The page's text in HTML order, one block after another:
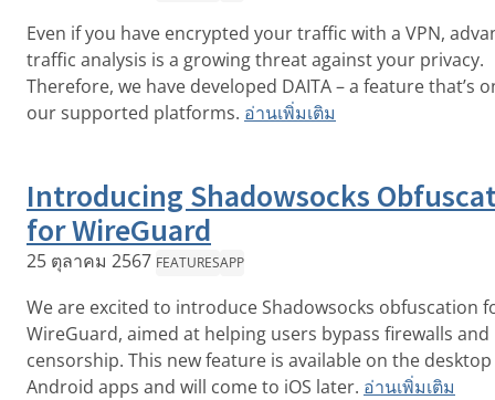
Even if you have encrypted your traffic with a VPN,
traffic analysis is a growing threat against your privacy.
Therefore, we have developed DAITA – a feature that’s
our supported platforms. อ่านเพิ่มเติม
Introducing Shadowsocks
for WireGuard
25 ตุลาคม 2567 FEATURESAPP
We are excited to introduce Shadowsocks obfuscation
WireGuard, aimed at helping users bypass firewalls and
censorship. This new feature is available on the
Android apps and will come to iOS later. อ่านเพิ่มเติม